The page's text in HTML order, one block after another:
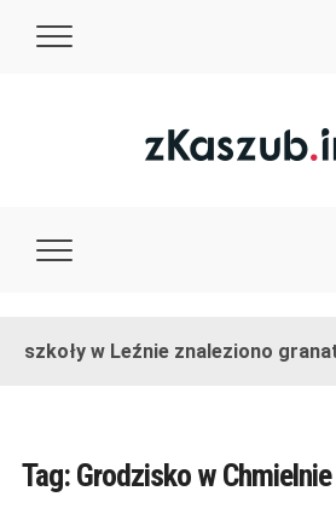
szkoły w Leźnie znaleziono granat!
Tag: Grodzisko w Chmielnie